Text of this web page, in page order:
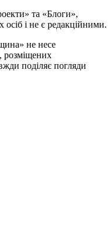
та «Блоги»,
осіб і не є редакційними.
не несе
розміщених
поділяє погляди